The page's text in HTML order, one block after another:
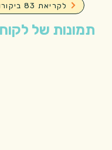
Google לקריאת 83 ביקורות
תמונות של